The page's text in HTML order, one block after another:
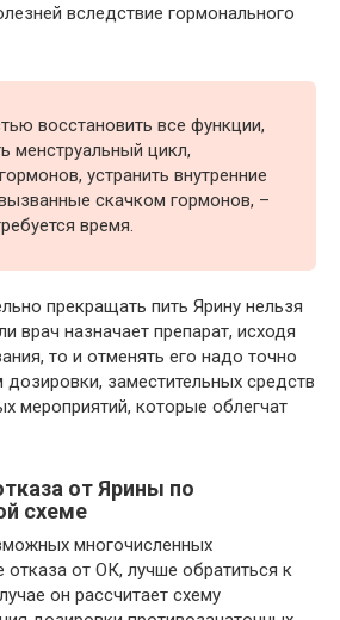
вследствие гормонального
восстановить все функции,
менструальный цикл,
устранить внутренние
скачком гормонов, –
время.
прекращать пить Ярину нельзя
врач назначает препарат, исходя
то и отменять его надо точно
заместительных средств
мероприятий, которые облегчат
от Ярины по
схеме
многочисленных
отказа от ОК, лучше обратиться к
он рассчитает схему